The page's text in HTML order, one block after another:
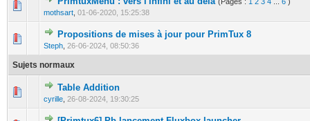
mothsart 01-06-2020, 15:25:38
0 Votes - 0 sur 5 en moyenne
1 2345
Propositions de mises à jour pour PrimTux 8
Steph 26-06-2024, 08:50:36
0 Votes - 0 sur 5 en moyenne
12 345
Sujets normaux
Table Addition
cyrille 26-08-2024, 19:30:25
0 Votes - 0 sur 5 en moyenne